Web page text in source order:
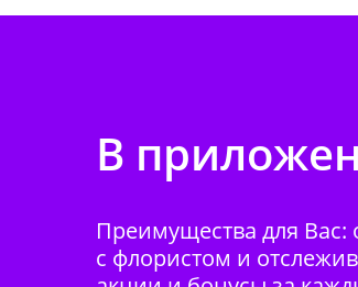
В
Преимущества для Вас:
с флористом и